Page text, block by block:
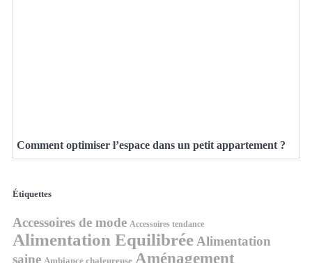
Comment optimiser l’espace dans un petit appartement ?
Étiquettes
Accessoires de mode Accessoires tendance
Alimentation Equilibrée Alimentation
saine
Aménagement